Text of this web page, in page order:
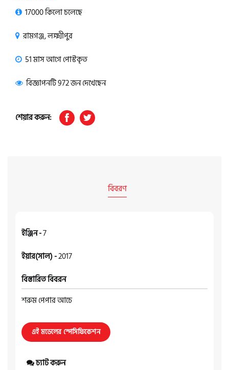
17000 কিলো চলেছে
রামগঞ্জ, লক্ষ্মীপুর
51 মাস আগে পোস্টকৃত
বিজ্ঞাপনটি 972 জন দেখেছেন
শেয়ার করুন:
বিবরণ
ইঞ্জিন -7
ইয়ার(সাল) -2017
বিস্তারিত বিবরন
শরুম পেপার আচে
এই মডেলের স্পেসিফিকেশন
চ্যাট করুন